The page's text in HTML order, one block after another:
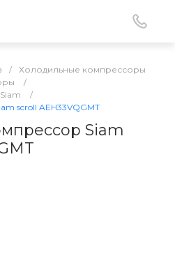
/
Холодильные компрессоры
/
/
scroll AEH33VQGMT
Siam